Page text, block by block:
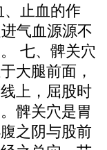
、止血的作
气血源源不
七、髀关穴
大腿前面，
上，屈股时
髀关穴是胃
之阴与股前